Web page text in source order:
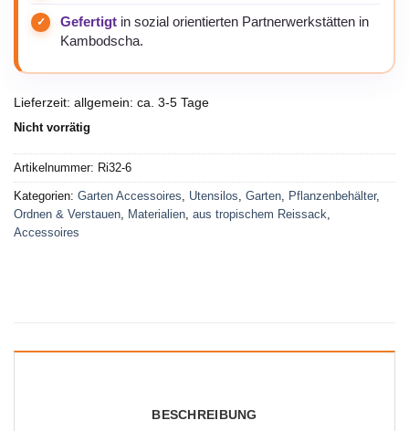
Gefertigt in sozial orientierten Partnerwerkstätten in
Kambodscha.
Lieferzeit: allgemein: ca. 3-5 Tage
Nicht vorrätig
Artikelnummer: Ri32-6
Kategorien: Garten Accessoires, Utensilos, Garten, Pflanzenbehälter,
Ordnen & Verstauen, Materialien, aus tropischem Reissack,
Accessoires
BESCHREIBUNG